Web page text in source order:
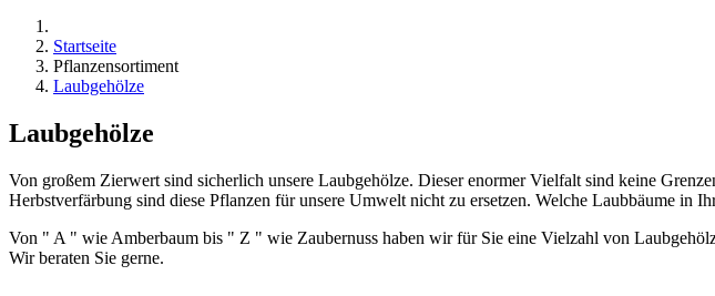
Startseite
Pflanzensortiment
Laubgehölze
Laubgehölze
Von großem Zierwert sind sicherlich unsere Laubgehölze. Dieser enormer Vielfalt sind keine
Herbstverfärbung sind diese Pflanzen für unsere Umwelt nicht zu ersetzen. Welche Laubbäume in
Von " A " wie Amberbaum bis " Z " wie Zaubernuss haben wir für Sie eine Vielzahl von
Wir beraten Sie gerne.